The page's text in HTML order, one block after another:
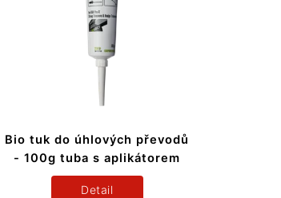
Bio tuk do úhlových převodů
- 100g tuba s aplikátorem
Detail